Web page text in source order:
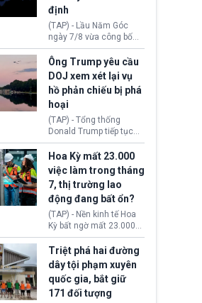
khoảng 90.000 feet
vuông tại khu vực Cánh
Đông Nhà Trắng.
định
(TAP) - Lầu Năm Góc
ngày 7/8 vừa công bố
thêm 41 hồ sơ liên quan
đến UFO hay còn được
gọi là hiện tượng bất
thường chưa xác định
(UAP). Những tài liệu này
bao gồm hình ảnh,
video, báo cáo từ nhiều
cơ quan khác nhau như
Cục Điều tra Liên bang
(FBI), Cơ quan Tình báo
Trung ương (CIA) và Bộ
Ngoại giao (DOS).
Ông Trump yêu cầu
DOJ xem xét lại vụ
hồ phản chiếu bị phá
hoại
(TAP) - Tổng thống
Donald Trump tiếp tục
cho rằng, hồ phản chiếu
trước Đài tưởng niệm
Lincoln bị phá hoại. Lãnh
đạo Nhà Trắng yêu cầu
Bộ Tư pháp (DOJ) xem
xét lại quyết định hủy
truy tố những cá nhân bị
nghi ngờ làm hư hại
công trình.
Hoa Kỳ mất 23.000
việc làm trong tháng
7, thị trường lao
động đang bất ổn?
(TAP) - Nền kinh tế Hoa
Kỳ bất ngờ mất 23.000
việc làm vào tháng 7,
cho thấy thị trường lao
động có dấu hiệu suy
yếu sau thời gian duy trì
tương đối ổn định suốt
nửa năm 2026.
Triệt phá hai đường
dây tội phạm xuyên
quốc gia, bắt giữ
171 đối tượng